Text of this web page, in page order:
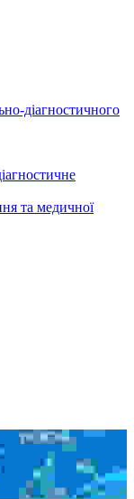
діагностичного
та медичної